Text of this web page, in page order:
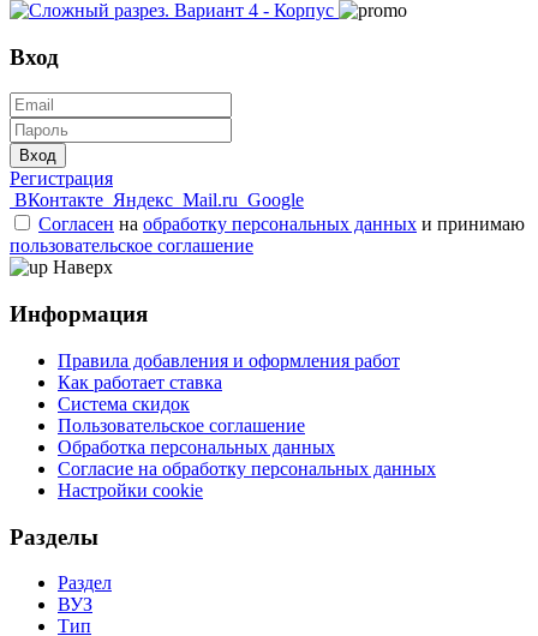
Вход
Вход
Регистрация
ВКонтакте Яндекс Mail.ru Google
Согласен на обработку персональных данных и принимаю
пользовательское соглашение
Наверх
Информация
Правила добавления и оформления работ
Как работает ставка
Система скидок
Пользовательское соглашение
Обработка персональных данных
Согласие на обработку персональных данных
Настройки cookie
Разделы
Раздел
ВУЗ
Тип